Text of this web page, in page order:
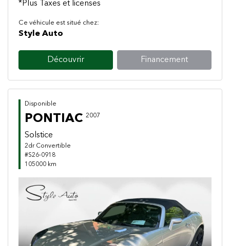
*Plus Taxes et licenses
Ce véhicule est situé chez:
Style Auto
Découvrir Financement
Disponible
PONTIAC 2007
Solstice
2dr Convertible
#S26-0918
105000 km